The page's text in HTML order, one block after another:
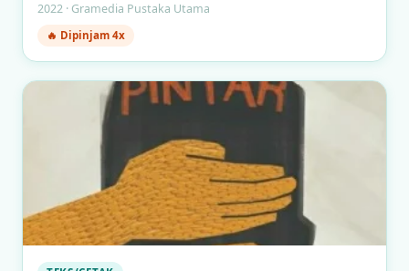
2022 · Gramedia Pustaka Utama
🔥 Dipinjam 4x